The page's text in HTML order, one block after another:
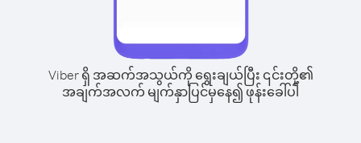
Viber ရှိ အဆက်အသွယ်ကို ရွေးချယ်ပြီး ၎င်းတို့၏
အချက်အလက် မျက်နှာပြင်မှနေ၍ ဖုန်းခေါ်ပါ